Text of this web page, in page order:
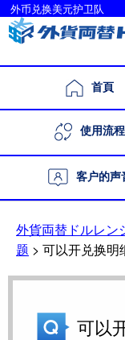
外币兑换美元护卫队
首頁
使用流程
客户的声
外貨両替ドルレン
题 > 可以开兑换明
可以